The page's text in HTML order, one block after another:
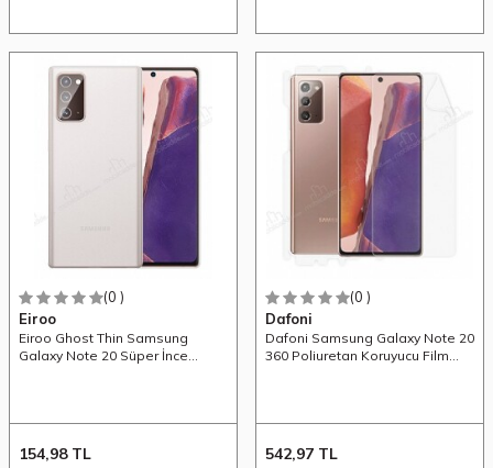
(0 )
Eiroo
Eiroo Ghost Thin Samsung
Galaxy Note 20 Süper İnce
154,98TL
(0 )
Dafoni
Dafoni Samsung Galaxy Note 20
360 Poliuretan Koruyucu Film
542,97 TL